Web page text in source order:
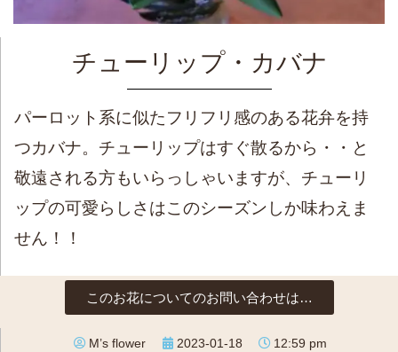
チューリップ・カバナ
パーロット系に似たフリフリ感のある花弁を持
つカバナ。チューリップはすぐ散るから・・と
敬遠される方もいらっしゃいますが、チューリ
ップの可愛らしさはこのシーズンしか味わえま
せん！！
このお花についてのお問い合わせは…
M’s flower 2023-01-18 12:59 pm